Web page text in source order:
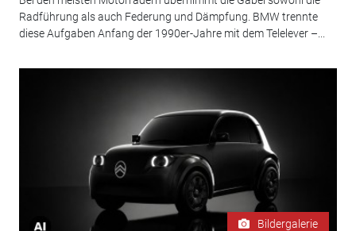
Radführung als auch Federung und Dämpfung. BMW trennte
diese Aufgaben Anfang der 1990er-Jahre mit dem Telelever –...
Bildergalerie